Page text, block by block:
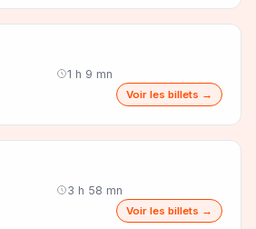
1 h 9 mn
Voir les billets →
3 h 58 mn
Voir les billets →